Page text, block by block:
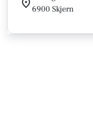
6900 Skjern